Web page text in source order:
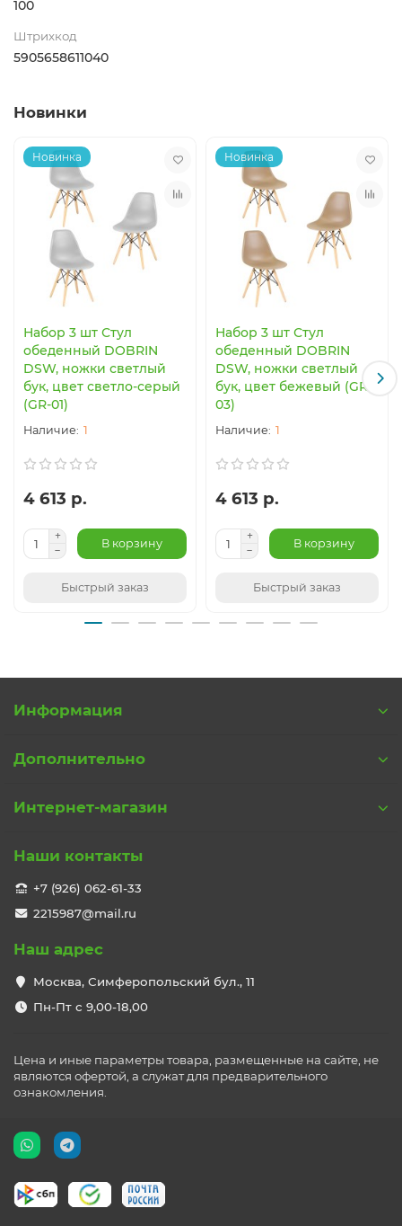
100
Штрихкод
5905658611040
Новинки
Новинка
Набор 3 шт Стул
обеденный DOBRIN
DSW, ножки светлый
бук, цвет светло-серый
(GR-01)
1
4 613 р.
В корзину
Быстрый заказ
Новинка
Набор 3 шт Стул
обеденный DOBRIN
DSW, ножки светлый
бук, цвет бежевый (GR-
03)
1
4 613 р.
В корзину
Быстрый заказ
Информация
Дополнительно
Интернет-магазин
Наши контакты
+7 (926) 062-61-33
2215987@mail.ru
Наш адрес
Москва, Симферопольский бул., 11
Пн-Пт с 9,00-18,00
Цена и иные параметры товара, размещенные на сайте, не
являются офертой, а служат для предварительного
ознакомления.